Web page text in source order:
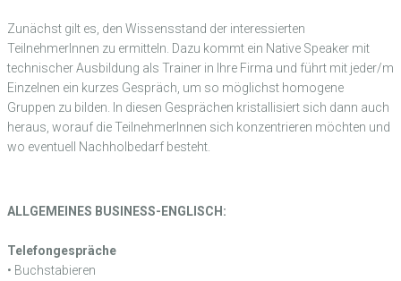
Zunächst gilt es, den Wissensstand der interessierten
TeilnehmerInnen zu ermitteln. Dazu kommt ein Native Speaker mit
technischer Ausbildung als Trainer in Ihre Firma und führt mit jeder/m
Einzelnen ein kurzes Gespräch, um so möglichst homogene
Gruppen zu bilden. In diesen Gesprächen kristallisiert sich dann auch
heraus, worauf die TeilnehmerInnen sich konzentrieren möchten und
wo eventuell Nachholbedarf besteht.
ALLGEMEINES BUSINESS-ENGLISCH:
Telefongespräche
• Buchstabieren